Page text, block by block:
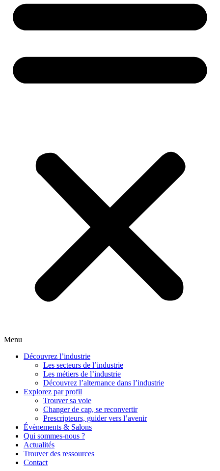
Menu
Découvrez l’industrie
Les secteurs de l’industrie
Les métiers de l’industrie
Découvrez l’alternance dans l’industrie
Explorez par profil
Trouver sa voie
Changer de cap, se reconvertir
Prescripteurs, guider vers l’avenir
Évènements & Salons
Qui sommes-nous ?
Actualités
Trouver des ressources
Contact